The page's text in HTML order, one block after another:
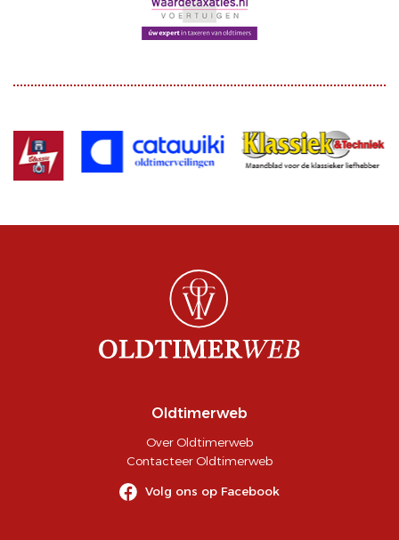
Oldtimerweb
Over Oldtimerweb
Contacteer Oldtimerweb
Volg ons op Facebook